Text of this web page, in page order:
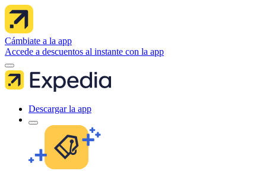
Cámbiate a la app
Accede a descuentos al instante con la app
Descargar la app